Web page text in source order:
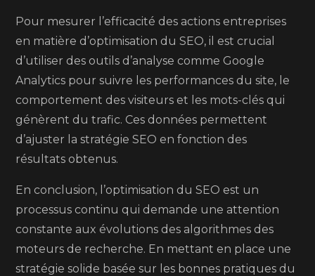
Pour mesurer l’efficacité des actions entreprises
en matière d’optimisation du SEO, il est crucial
d’utiliser des outils d’analyse comme Google
Analytics pour suivre les performances du site, le
comportement des visiteurs et les mots-clés qui
génèrent du trafic. Ces données permettent
d’ajuster la stratégie SEO en fonction des
résultats obtenus.
En conclusion, l’optimisation du SEO est un
processus continu qui demande une attention
constante aux évolutions des algorithmes des
moteurs de recherche. En mettant en place une
stratégie solide basée sur les bonnes pratiques du